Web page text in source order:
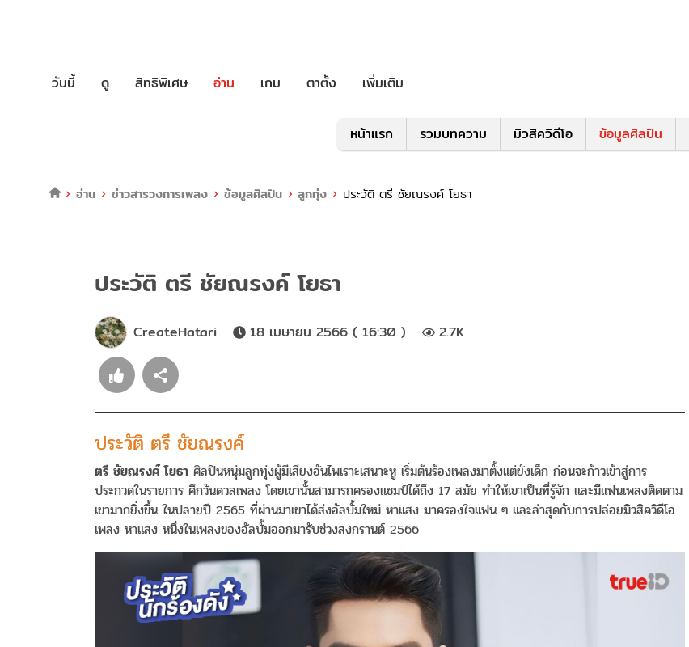
วันนี้ ดู สิทธิพิเศษ อ่าน เกม ตาตั้ง เพิ่มเติม
หน้าแรก รวมบทความ มิวสิควิดีโอ ข้อมูลศิลปิน
อ่าน ข่าวสารวงการเพลง ข้อมูลศิลปิน ลูกทุ่ง ประวัติ ตรี ชัยณรงค์ โยธา
ประวัติ ตรี ชัยณรงค์ โยธา
CreateHatari 18 เมษายน 2566 ( 16:30 ) 2.7K
ประวัติ ตรี ชัยณรงค์
ตรี ชัยณรงค์ โยธา ศิลปินหนุ่มลูกทุ่งผู้มีเสียงอันไพเราะเสนาะหู เริ่มต้นร้องเพลงมาตั้งแต่ยังเด็ก ก่อนจะก้าวเข้าสู่การ
ประกวดในรายการ ศึกวันดวลเพลง โดยเขานั้นสามารถครองแชมป์ได้ถึง 17 สมัย ทำให้เขาเป็นที่รู้จัก และมีแฟนเพลงติดตาม
เขามากยิ่งขึ้น ในปลายปี 2565 ที่ผ่านมาเขาได้ส่งอัลบั้มใหม่ หาแสง มาครองใจแฟน ๆ และล่าสุดกับการปล่อยมิวสิควิดีโอ
เพลง หาแสง หนึ่งในเพลงของอัลบั้มออกมารับช่วงสงกรานต์ 2566